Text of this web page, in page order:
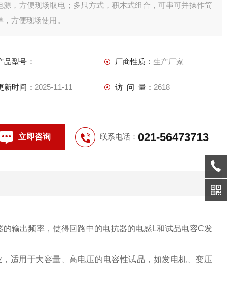
源，方便现场取电；多只方式，积木式组合，可串可并操作简
，方便现场使用。
品型号： 厂商性质： 生产厂家
新时间： 2025-11-11 访 问 量： 2618
立即咨询 联系电话： 021-56473713
输出频率，使得回路中的电抗器的电感L和试品电容C发
适用于大容量、高电压的电容性试品，如发电机、变压